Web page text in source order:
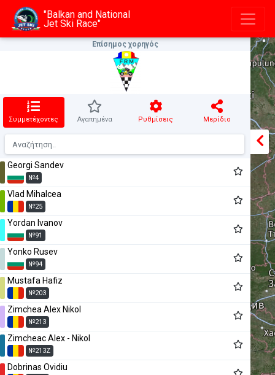
"Balkan and National
Jet Ski Race"
Επίσημος χορηγός
Συμμετέχοντες Αγαπημένα Ρυθμίσεις Μερίδιο
Georgi Sandev
№4
Vlad Mihalcea
№25
Yordan Ivanov
№91
Yonko Rusev
№94
Mustafa Hafiz
№203
Zimchea Alex Nikol
№213
Zimcheac Alex - Nikol
№213Z
Dobrinas Ovidiu